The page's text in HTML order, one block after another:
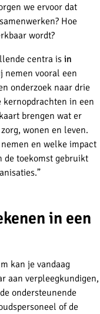
we ervoor dat
Hoe
wordt?
centra is in
nemen vooral een
onderzoek naar drie
kernopdrachten in een
brengen wat er
wonen en leven.
en welke impact
de toekomst gebruikt
in een
kan je vandaag
aan verpleegkundigen,
ondersteunende
of de